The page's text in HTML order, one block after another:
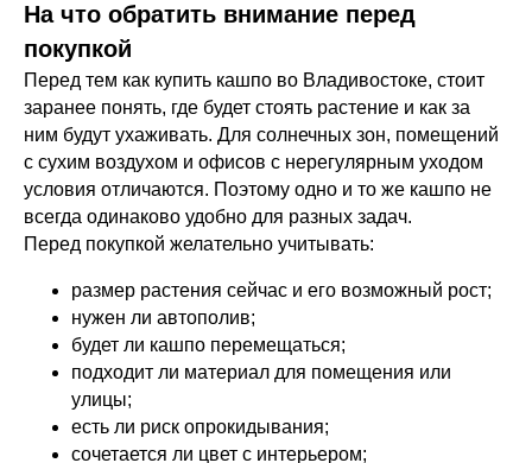
На что обратить внимание перед
покупкой
Перед тем как купить кашпо во Владивостоке, стоит
заранее понять, где будет стоять растение и как за
ним будут ухаживать. Для солнечных зон, помещений
с сухим воздухом и офисов с нерегулярным уходом
условия отличаются. Поэтому одно и то же кашпо не
всегда одинаково удобно для разных задач.
Перед покупкой желательно учитывать:
размер растения сейчас и его возможный рост;
нужен ли автополив;
будет ли кашпо перемещаться;
подходит ли материал для помещения или
улицы;
есть ли риск опрокидывания;
сочетается ли цвет с интерьером;